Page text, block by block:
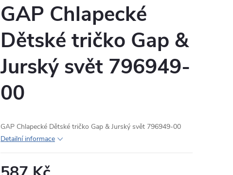
GAP Chlapecké
Dětské tričko Gap &
Jurský svět 796949-
00
GAP Chlapecké Dětské tričko Gap & Jurský svět 796949-00
Detailní informace